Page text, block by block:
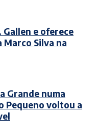
e oferece
Silva na
Grande numa
Pequeno voltou a